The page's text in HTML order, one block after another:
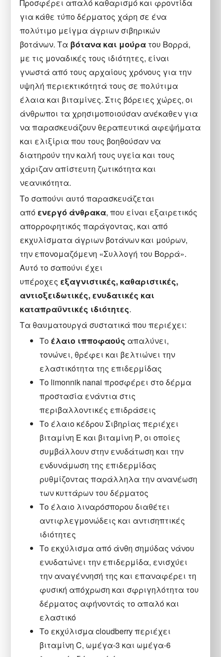
Προσφέρει απαλό καθαρισμό και φροντίδα
για κάθε τύπο δέρματος χάρη σε ένα
πολύτιμο μείγμα άγριων σιβηρικών
βοτάνων. Τα βότανα και μούρα του Βορρά,
με τις μοναδικές τους ιδιότητες, είναι
γνωστά από τους αρχαίους χρόνους για την
υψηλή περιεκτικότητά τους σε πολύτιμα
έλαια και βιταμίνες. Στις βόρειες χώρες, οι
άνθρωποι τα χρησιμοποιούσαν ανέκαθεν για
να παρασκευάζουν θεραπευτικά αφεψήματα
και ελιξίρια που τους βοηθούσαν να
διατηρούν την καλή τους υγεία και τους
χάριζαν απίστευτη ζωτικότητα και
νεανικότητα.
Το σαπούνι αυτό παρασκευάζεται
από ενεργό άνθρακα, που είναι εξαιρετικός
απορροφητικός παράγοντας, και από
εκχυλίσματα άγριων βοτάνων και μούρων,
την επονομαζόμενη «Συλλογή του Βορρά».
Αυτό το σαπούνι έχει
υπέροχες εξαγνιστικές, καθαριστικές,
αντιοξειδωτικές, ενυδατικές και
καταπραϋντικές ιδιότητες.
Τα θαυματουργά συστατικά που περιέχει:
Το έλαιο ιπποφαούς απαλύνει,
τονώνει, θρέφει και βελτιώνει την
ελαστικότητα της επιδερμίδας
Το limonnik nanai προσφέρει στο δέρμα
προστασία ενάντια στις
περιβαλλοντικές επιδράσεις
Το έλαιο κέδρου Σιβηρίας περιέχει
βιταμίνη Ε και βιταμίνη Ρ, οι οποίες
συμβάλλουν στην ενυδάτωση και την
ενδυνάμωση της επιδερμίδας
ρυθμίζοντας παράλληλα την ανανέωση
των κυττάρων του δέρματος
Το έλαιο λιναρόσπορου διαθέτει
αντιφλεγμονώδεις και αντισηπτικές
ιδιότητες
Το εκχύλισμα από άνθη σημύδας νάνου
ενυδατώνει την επιδερμίδα, ενισχύει
την αναγέννησή της και επαναφέρει τη
φυσική απόχρωση και σφριγηλότητα του
δέρματος αφήνοντάς το απαλό και
ελαστικό
Το εκχύλισμα cloudberry περιέχει
βιταμίνη C, ωμέγα-3 και ωμέγα-6